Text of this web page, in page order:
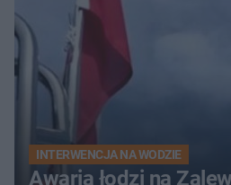
INTERWENCJA NA WODZIE
Awaria łodzi na